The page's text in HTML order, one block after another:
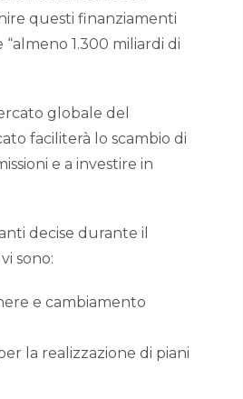
questi finanziamenti
1.300 miliardi di
globale del
faciliterà lo scambio di
e a investire in
decise durante il
sono:
e cambiamento
la realizzazione di piani